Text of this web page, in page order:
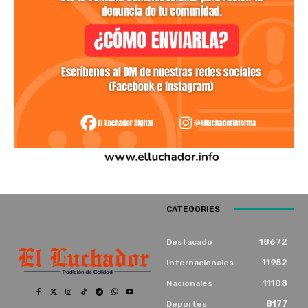
CATEGORIES
Destacado 18672
Internacionales 11952
Nacionales 11108
Deportes 8177